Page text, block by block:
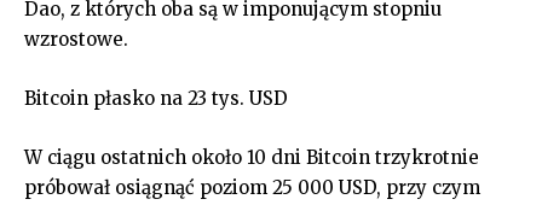
Dao, z których oba są w imponującym stopniu
wzrostowe.
Bitcoin płasko na 23 tys. USD
W ciągu ostatnich około 10 dni Bitcoin trzykrotnie
próbował osiągnąć poziom 25 000 USD, przy czym